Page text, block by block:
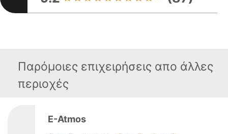
Παρόμοιες επιχειρήσεις απο άλλες
περιοχές
E-Atmos